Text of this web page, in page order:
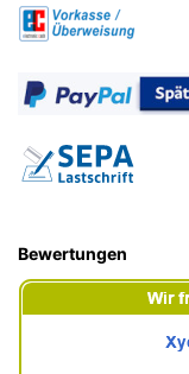
Bewertungen